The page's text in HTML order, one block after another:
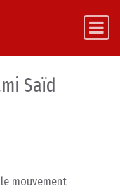
Saïd
mouvement